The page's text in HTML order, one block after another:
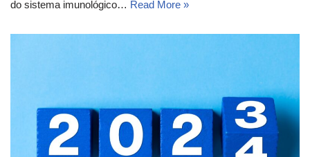
do sistema imunológico… Read More »